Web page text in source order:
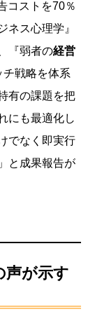
コストを70％
ネス心理学』
『弱者の経営
チ戦略を体系
有の課題を把
にも最適化し
でなく即実行
と成果報告が
が示す